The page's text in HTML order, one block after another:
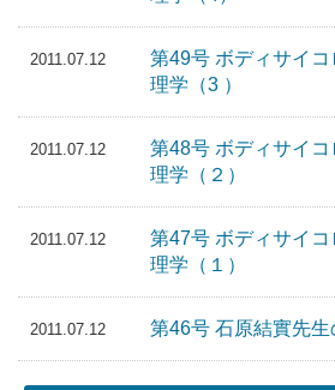
2011.07.12
第49号 ボディサイ
理学（3 ）
2011.07.12
第48号 ボディサイ
理学（２）
2011.07.12
第47号 ボディサイ
理学（１）
2011.07.12 第46号 石原結實先生